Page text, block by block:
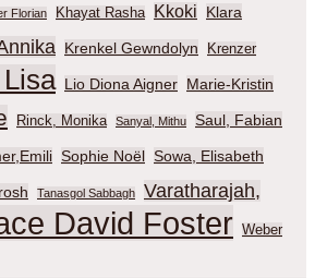
Florian Khayat Rasha Kkoki Klara
Krenkel Gewndolyn Krenzer
Lio Diona Aigner Marie-Kristin
Rinck, Monika Sanyal, Mithu Saul, Fabian
Sophie Noël Sowa, Elisabeth
Tanasgol Sabbagh
Varatharajah,
David Foster Weber